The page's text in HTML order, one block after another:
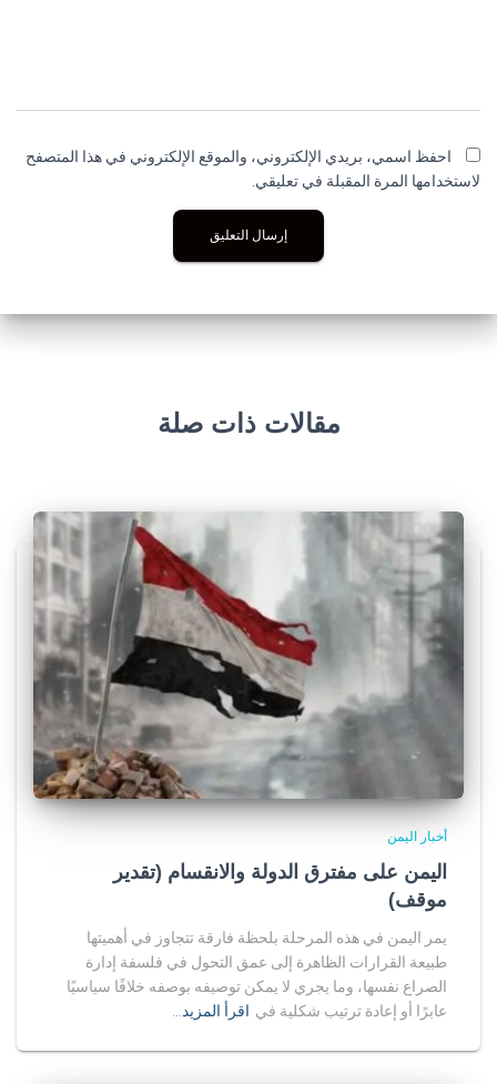
احفظ اسمي، بريدي الإلكتروني، والموقع الإلكتروني في هذا المتصفح
لاستخدامها المرة المقبلة في تعليقي.
مقالات ذات صلة
أخبار اليمن
اليمن على مفترق الدولة والانقسام (تقدير
موقف)
يمر اليمن في هذه المرحلة بلحظة فارقة تتجاوز في أهميتها
طبيعة القرارات الظاهرة إلى عمق التحول في فلسفة إدارة
الصراع نفسها، وما يجري لا يمكن توصيفه بوصفه خلافًا سياسيًا
عابرًا أو إعادة ترتيب شكلية في اقرأ المزيد…